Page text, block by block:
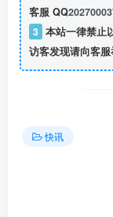
客服 QQ
3 本站一律禁止
访客发现请向客服
快讯